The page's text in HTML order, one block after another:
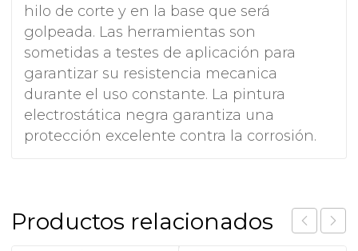
hilo de corte y en la base que será
golpeada. Las herramientas son
sometidas a testes de aplicación para
garantizar su resistencia mecanica
durante el uso constante. La pintura
electrostática negra garantiza una
protección excelente contra la corrosión.
Productos relacionados